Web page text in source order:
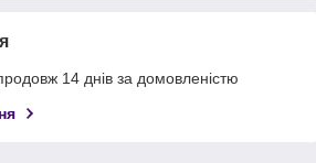
14 днів за домовленістю